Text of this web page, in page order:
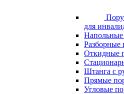
для
Разборные
Откидные
Штанга с
Прямые
Угловые